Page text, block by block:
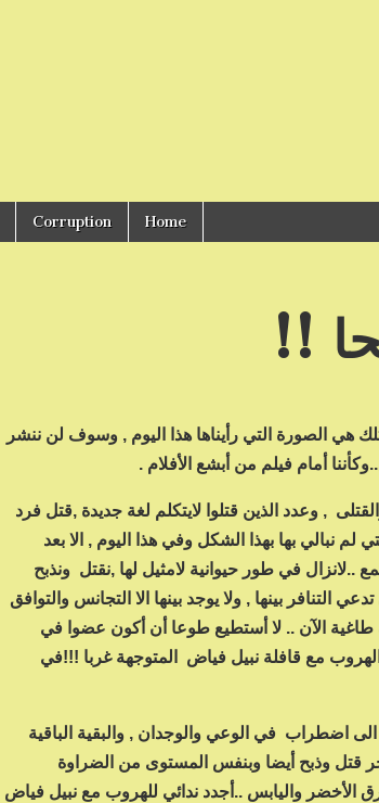
Home
Corruption
!!
هي الصورة التي رأيناها هذا اليوم , وسوف لن ننشر
أمام فيلم من أبشع الأفلام .
, وعدد الذين قتلوا لايتكلم لغة جديدة ,قتل فرد
لم نبالي بها بهذا الشكل وفي هذا اليوم , الا بعد
في طور حيوانية لامثيل لها ,نقتل ونذبح
بينها , ولا يوجد بينها الا التجانس والتوافق
طاغية الآن .. لا أستطيع طوعا أن أكون عضوا في
مع قافلة نبيل فياض المتوجهة غربا !!!في
اضطراب في الوعي والوجدان , والبقية الباقية
قتل وذبح أيضا وبنفس المستوى من الضراوة
الأخضر واليابس ..أجدد ندائي للهروب مع نبيل فياض